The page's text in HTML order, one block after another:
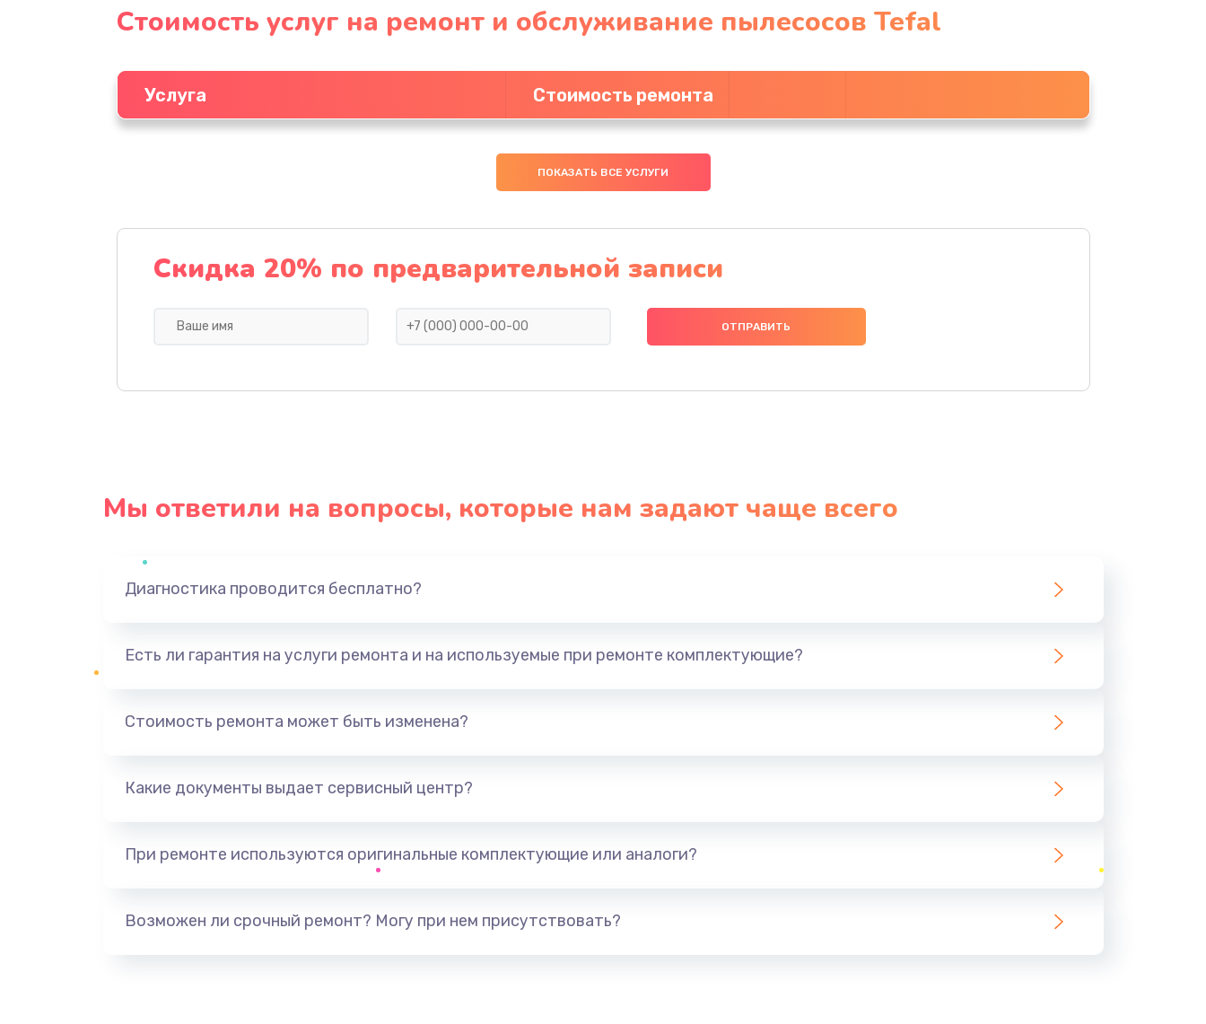
Стоимость услуг на ремонт и обслуживание пылесосов Tefal
Услуга Стоимость ремонта
ПОКАЗАТЬ ВСЕ УСЛУГИ
Скидка 20% по предварительной записи
Мы ответили на вопросы, которые нам задают чаще всего
Диагностика проводится бесплатно?
Есть ли гарантия на услуги ремонта и на используемые при ремонте комплектующие?
Стоимость ремонта может быть изменена?
Какие документы выдает сервисный центр?
При ремонте используются оригинальные комплектующие или аналоги?
Возможен ли срочный ремонт? Могу при нем присутствовать?